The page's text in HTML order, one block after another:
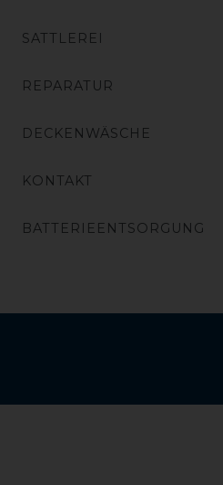
SATTLEREI
REPARATUR
DECKENWÄSCHE
KONTAKT
BATTERIEENTSORGUNG